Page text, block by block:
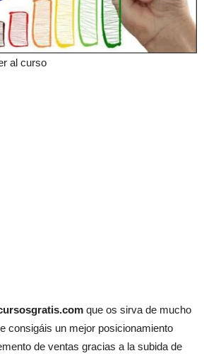
al curso
que os sirva de mucho
consigáis un mejor posicionamiento
de ventas gracias a la subida de